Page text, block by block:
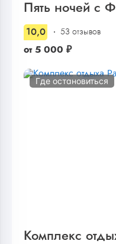
Пять ночей с
10,0 53 отзывов
от 5 000 ₽
Где остановиться
Комплекс